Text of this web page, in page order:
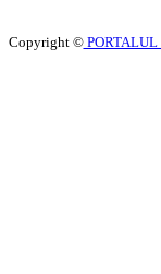
Copyright ©PORTALUL